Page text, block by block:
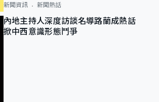
新聞資訊 新聞熱話
內地主持人深度訪談名導路蘭成熱話
掀中西意識形態鬥爭